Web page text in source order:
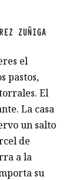
ZUÑIGA
el
pastos,
El
La casa
un salto
de
a la
su